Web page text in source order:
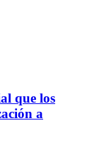
que los
a